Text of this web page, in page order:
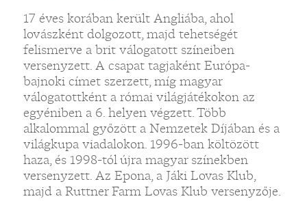
17 éves korában került Angliába, ahol
lovászként dolgozott, majd tehetségét
felismerve a brit válogatott színeiben
versenyzett. A csapat tagjaként Európa-
bajnoki címet szerzett, míg magyar
válogatottként a római világjátékokon az
egyéniben a 6. helyen végzett. Több
alkalommal győzött a Nemzetek Díjában és a
világkupa viadalokon. 1996-ban költözött
haza, és 1998-tól újra magyar színekben
versenyzett. Az Epona, a Jáki Lovas Klub,
majd a Ruttner Farm Lovas Klub versenyzője.